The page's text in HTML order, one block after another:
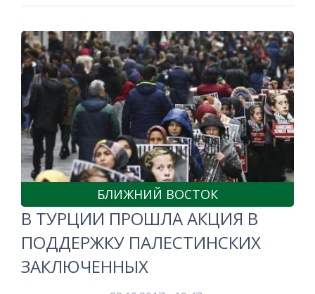
БЛИЖНИЙ ВОСТОК
В ТУРЦИИ ПРОШЛА АКЦИЯ В
ПОДДЕРЖКУ ПАЛЕСТИНСКИХ
ЗАКЛЮЧЕННЫХ